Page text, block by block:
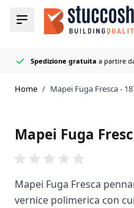
Salta al contenuto
Menu
Spedizione gratuita a partire
Rivenditoreufficiale Mapei
50+ colori di fughe e sigillantiin
Consegnato rapidamente
Home / Mapei Fuga Fresca -
Mapei Fuga
Mapei Fuga Fresca
vernice polimerica con